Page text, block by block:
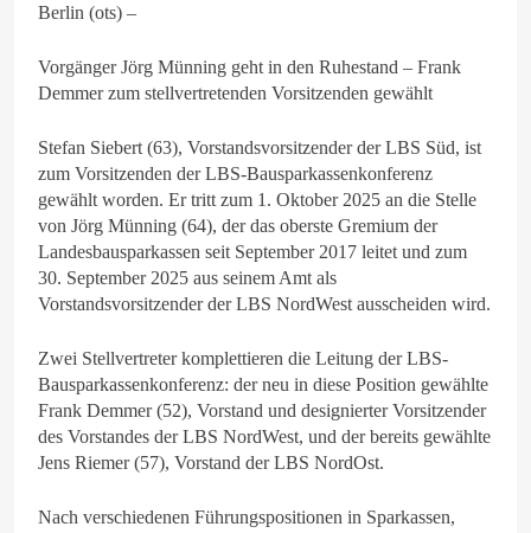
Berlin (ots) –
Vorgänger Jörg Münning geht in den Ruhestand – Frank
Demmer zum stellvertretenden Vorsitzenden gewählt
Stefan Siebert (63), Vorstandsvorsitzender der LBS Süd, ist
zum Vorsitzenden der LBS-Bausparkassenkonferenz
gewählt worden. Er tritt zum 1. Oktober 2025 an die Stelle
von Jörg Münning (64), der das oberste Gremium der
Landesbausparkassen seit September 2017 leitet und zum
30. September 2025 aus seinem Amt als
Vorstandsvorsitzender der LBS NordWest ausscheiden wird.
Zwei Stellvertreter komplettieren die Leitung der LBS-
Bausparkassenkonferenz: der neu in diese Position gewählte
Frank Demmer (52), Vorstand und designierter Vorsitzender
des Vorstandes der LBS NordWest, und der bereits gewählte
Jens Riemer (57), Vorstand der LBS NordOst.
Nach verschiedenen Führungspositionen in Sparkassen,